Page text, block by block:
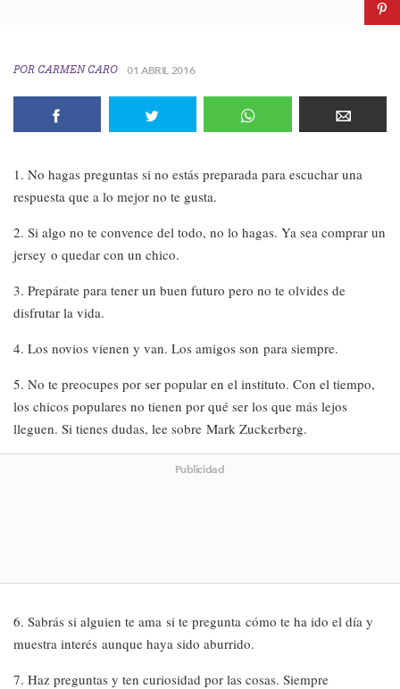
POR CARMEN CARO 01 ABRIL 2016
1. No hagas preguntas si no estás preparada para escuchar una
respuesta que a lo mejor no te gusta.
2. Si algo no te convence del todo, no lo hagas. Ya sea comprar un
jersey o quedar con un chico.
3. Prepárate para tener un buen futuro pero no te olvides de
disfrutar la vida.
4. Los novios vienen y van. Los amigos son para siempre.
5. No te preocupes por ser popular en el instituto. Con el tiempo,
los chicos populares no tienen por qué ser los que más lejos
lleguen. Si tienes dudas, lee sobre Mark Zuckerberg.
Publicidad
6. Sabrás si alguien te ama si te pregunta cómo te ha ido el día y
muestra interés aunque haya sido aburrido.
7. Haz preguntas y ten curiosidad por las cosas. Siempre